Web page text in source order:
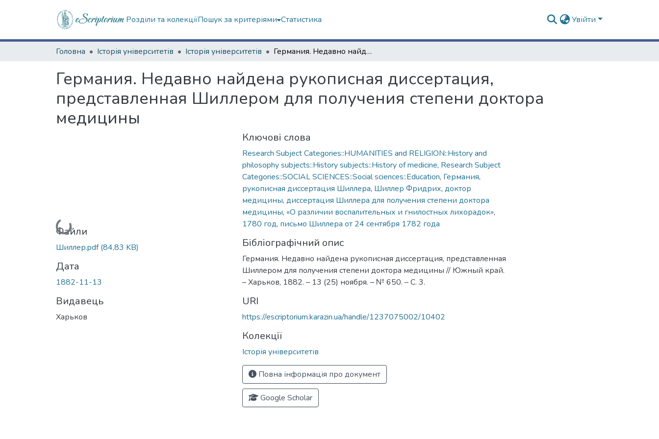
Розділи та колекціїПошук за критеріями Статистика Увійти
Головна Історія університетів Історія університетів Германия. Недавно найдена рукописная диссертация, представленная Шиллером для получения степени доктора медицины
Германия. Недавно найдена рукописная диссертация,
представленная Шиллером для получения степени доктора
медицины
Вантажиться...
Файли
Шиллер.pdf(84,83 KB)
Дата
1882-11-13
Видавець
Харьков
Ключові слова
Research Subject Categories::HUMANITIES and RELIGION::History and
philosophy subjects::History subjects::History of medicine, Research Subject
Categories::SOCIAL SCIENCES::Social sciences::Education, Германия,
рукописная диссертация Шиллера, Шиллер Фридрих, доктор
медицины, диссертация Шиллера для получения степени доктора
медицины, «О различии воспалительных и гнилостных лихорадок»,
1780 год, письмо Шиллера от 24 сентября 1782 года
Бібліографічний опис
Германия. Недавно найдена рукописная диссертация, представленная
Шиллером для получения степени доктора медицины // Южный край.
– Харьков, 1882. – 13 (25) ноября. – № 650. – С. 3.
URI
https://escriptorium.karazin.ua/handle/1237075002/10402
Колекції
Історія університетів
Повна інформація про документ
Google Scholar